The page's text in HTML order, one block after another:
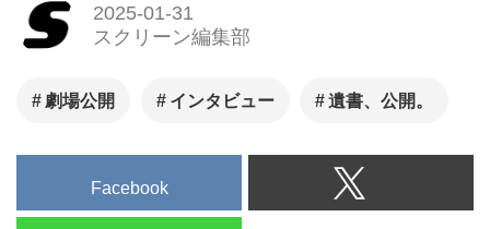
2025-01-31
スクリーン編集部
劇場公開 インタビュー 遺書、公開。
Facebook